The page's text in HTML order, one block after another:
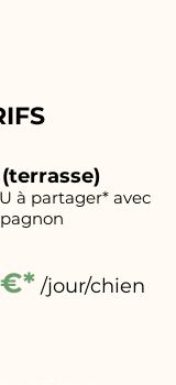
à partager* avec
/jour/chien